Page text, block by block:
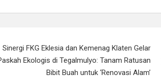
Sinergi FKG Eklesia dan Kemenag Klaten Gelar
Ekologis di Tegalmulyo: Tanam Ratusan
Bibit Buah untuk ‘Renovasi Alam’